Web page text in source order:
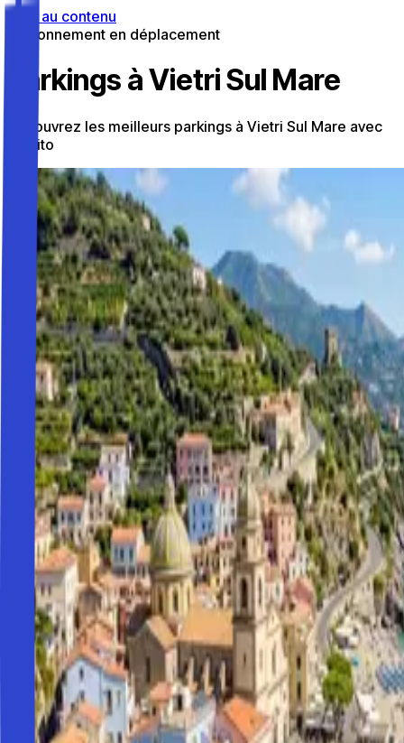
Aller au contenu
Stationnement en déplacement
Parkings à Vietri Sul Mare
Découvrez les meilleurs parkings à Vietri Sul Mare avec
Parkito